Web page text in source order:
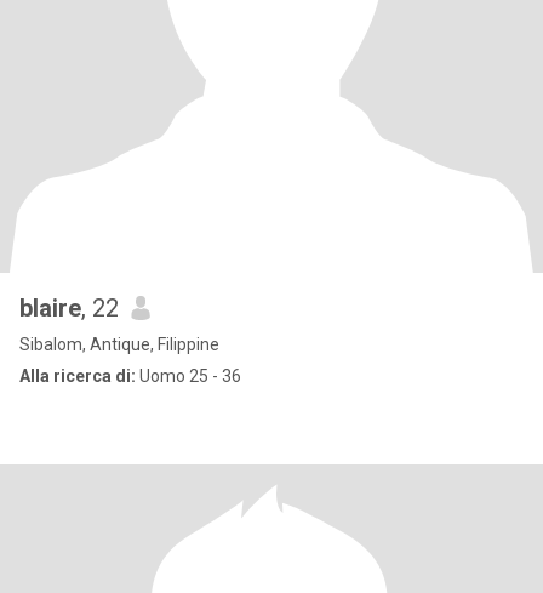
blaire, 22
Sibalom, Antique, Filippine
Alla ricerca di: Uomo 25 - 36